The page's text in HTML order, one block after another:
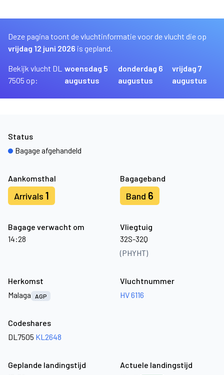
Deze pagina toont de vluchtinformatie voor de vlucht die op
vrijdag 12 juni 2026 is gepland.
Bekijk vlucht DL
7505 op:
woensdag 5
augustus
donderdag 6
augustus
vrijdag 7
augustus
Aankomsthal
Arrivals 1
Bagageband
Band 6
Bagage verwacht om
14:28
Vliegtuig
32S-32Q
(PHYHT)
Status
Bagage afgehandeld
Herkomst
Malaga
AGP
Vluchtnummer
HV 6116
Codeshares
DL7505 KL2648
Geplande landingstijd
Actuele landingstijd